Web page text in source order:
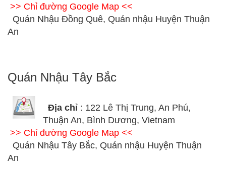
>> Chỉ đường Google Map <<
Quán Nhậu Đồng Quê, Quán nhậu Huyện Thuận
An
Quán Nhậu Tây Bắc
Địa chỉ : 122 Lê Thị Trung, An Phú,
Thuận An, Bình Dương, Vietnam
>> Chỉ đường Google Map <<
Quán Nhậu Tây Bắc, Quán nhậu Huyện Thuận
An